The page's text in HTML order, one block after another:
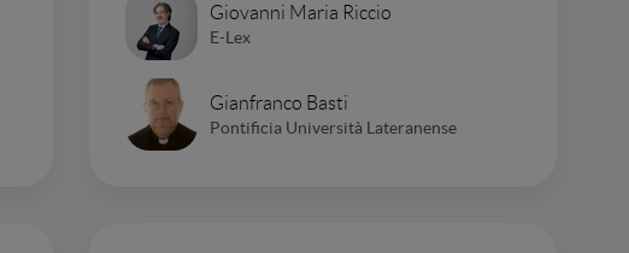
Giovanni Maria Riccio
E-Lex
Gianfranco Basti
Pontificia Università Lateranense